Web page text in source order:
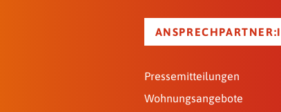
Pressemitteilungen
Wohnungsangebote